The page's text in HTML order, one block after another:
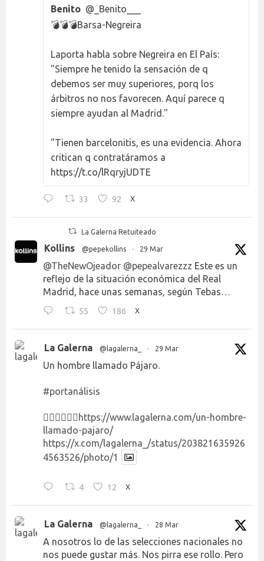
Benito @_Benito___
💣💣💣Barsa-Negreira
Laporta habla sobre Negreira en El País:
"Siempre he tenido la sensación de q
debemos ser muy superiores, porq los
árbitros no nos favorecen. Aquí parece q
siempre ayudan al Madrid."
"Tienen barcelonitis, es una evidencia. Ahora
critican q contratáramos a
https://t.co/lRqryjUDTE
33 92 X
La Galerna Retuiteado
Kollins @pepekollins · 29 Mar
@TheNewOjeador @pepealvarezzz Este es un
reflejo de la situación económica del Real
Madrid, hace unas semanas, según Tebas…
55 186 X
La Galerna @lagalerna_ · 29 Mar
Un hombre llamado Pájaro.
#portanálisis
👉🏻👉🏻👉🏻 https://www.lagalerna.com/un-hombre-
llamado-pajaro/
https://x.com/lagalerna_/status/203821635926
4563526/photo/1
4 12 X
La Galerna @lagalerna_ · 28 Mar
A nosotros lo de las selecciones nacionales no
nos puede gustar más. Nos pirra ese rollo. Pero